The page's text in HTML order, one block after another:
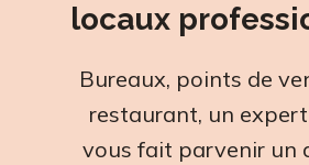
locaux
Bureaux, points de
restaurant, un
vous fait parvenir un